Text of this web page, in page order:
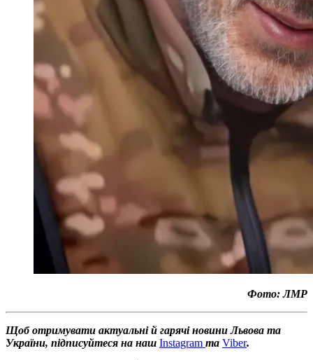
Фото: ЛМР
Щоб отримувати актуальні й гарячі новини Львова та
України, підписуйтеся на наш Instagram та Viber.